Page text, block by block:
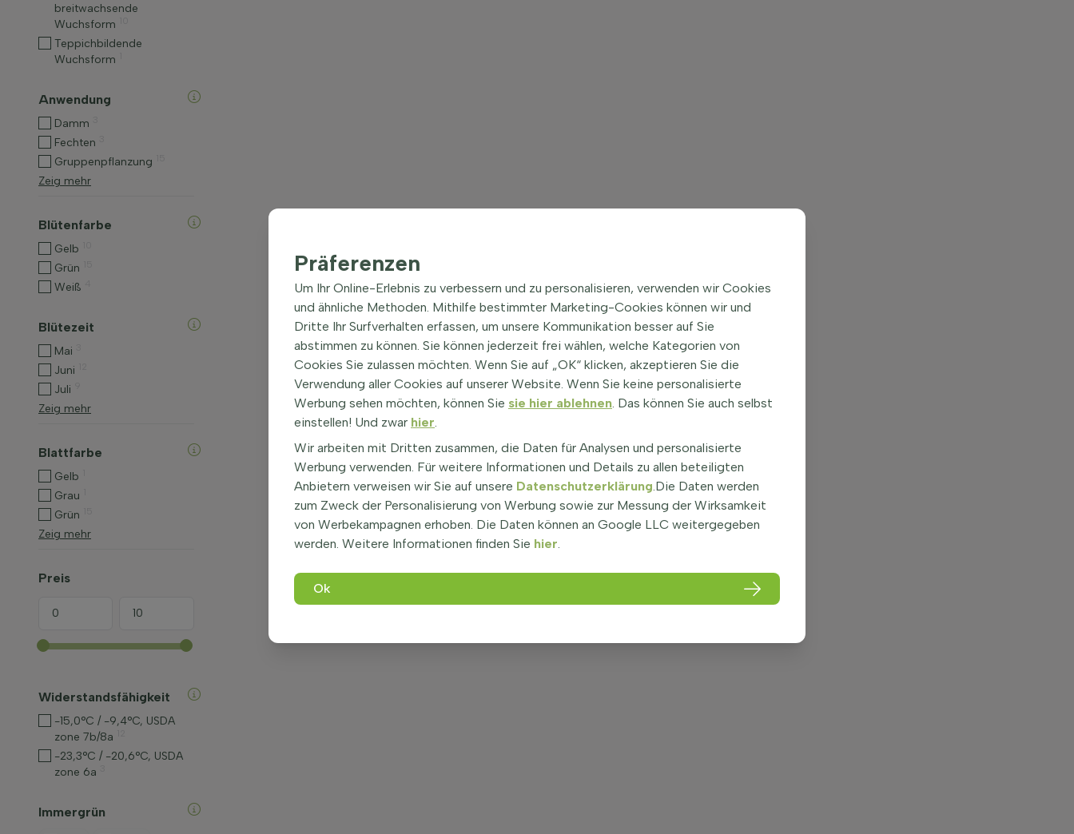
breitwachsende
Wuchsform
Teppichbildende
Wuchsform
Anwendung
Damm
Fechten
Gruppenpflanzung
Zeig mehr
Blütenfarbe
Gelb
Grün
Weiß
Blütezeit
Mai
Juni
Juli
Zeig mehr
Blattfarbe
Gelb
Grau
Grün
Zeig mehr
Preis
Widerstandsfähigkeit
-15,0°C / -9,4°C, USDA
zone 7b/8a
-23,3°C / -20,6°C, USDA
zone 6a
Immergrün
Präferenzen
Um Ihr Online-Erlebnis zu verbessern und zu personalisieren, verwenden wir Cookies
und ähnliche Methoden. Mithilfe bestimmter Marketing-Cookies können wir und
Dritte Ihr Surfverhalten erfassen, um unsere Kommunikation besser auf Sie
abstimmen zu können. Sie können jederzeit frei wählen, welche Kategorien von
Cookies Sie zulassen möchten. Wenn Sie auf „OK“ klicken, akzeptieren Sie die
Verwendung aller Cookies auf unserer Website. Wenn Sie keine personalisierte
Werbung sehen möchten, können Sie sie hier ablehnen. Das können Sie auch selbst
einstellen! Und zwar hier.
Wir arbeiten mit Dritten zusammen, die Daten für Analysen und personalisierte
Werbung verwenden. Für weitere Informationen und Details zu allen beteiligten
Anbietern verweisen wir Sie auf unsere Datenschutzerklärung.Die Daten werden
zum Zweck der Personalisierung von Werbung sowie zur Messung der Wirksamkeit
von Werbekampagnen erhoben. Die Daten können an Google LLC weitergegeben
werden. Weitere Informationen finden Sie hier.
Ok